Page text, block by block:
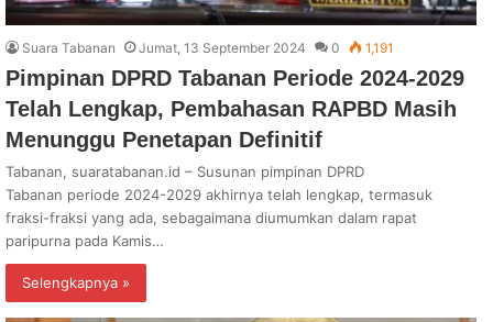
Suara Tabanan Jumat, 13 September 2024 0 1,191
Pimpinan DPRD Tabanan Periode 2024-2029
Telah Lengkap, Pembahasan RAPBD Masih
Menunggu Penetapan Definitif
Tabanan, suaratabanan.id – Susunan pimpinan DPRD
Tabanan periode 2024-2029 akhirnya telah lengkap, termasuk
fraksi-fraksi yang ada, sebagaimana diumumkan dalam rapat
paripurna pada Kamis…
Selengkapnya »